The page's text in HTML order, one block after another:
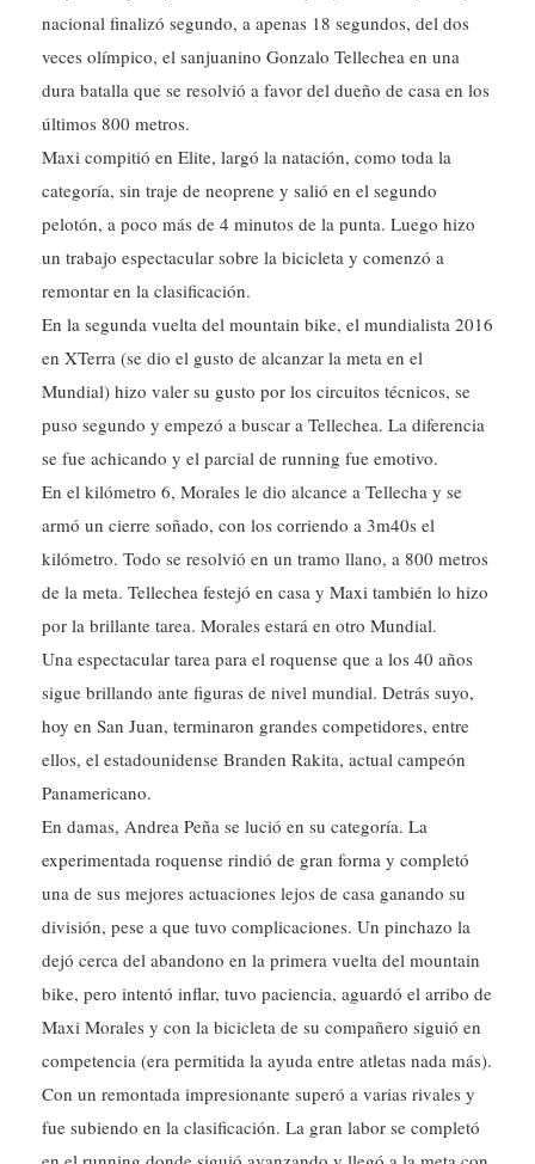
nacional finalizó segundo, a apenas 18 segundos, del dos
veces olímpico, el sanjuanino Gonzalo Tellechea en una
dura batalla que se resolvió a favor del dueño de casa en los
últimos 800 metros.
Maxi compitió en Elite, largó la natación, como toda la
categoría, sin traje de neoprene y salió en el segundo
pelotón, a poco más de 4 minutos de la punta. Luego hizo
un trabajo espectacular sobre la bicicleta y comenzó a
remontar en la clasificación.
En la segunda vuelta del mountain bike, el mundialista 2016
en XTerra (se dio el gusto de alcanzar la meta en el
Mundial) hizo valer su gusto por los circuitos técnicos, se
puso segundo y empezó a buscar a Tellechea. La diferencia
se fue achicando y el parcial de running fue emotivo.
En el kilómetro 6, Morales le dio alcance a Tellecha y se
armó un cierre soñado, con los corriendo a 3m40s el
kilómetro. Todo se resolvió en un tramo llano, a 800 metros
de la meta. Tellechea festejó en casa y Maxi también lo hizo
por la brillante tarea. Morales estará en otro Mundial.
Una espectacular tarea para el roquense que a los 40 años
sigue brillando ante figuras de nivel mundial. Detrás suyo,
hoy en San Juan, terminaron grandes competidores, entre
ellos, el estadounidense Branden Rakita, actual campeón
Panamericano.
En damas, Andrea Peña se lució en su categoría. La
experimentada roquense rindió de gran forma y completó
una de sus mejores actuaciones lejos de casa ganando su
división, pese a que tuvo complicaciones. Un pinchazo la
dejó cerca del abandono en la primera vuelta del mountain
bike, pero intentó inflar, tuvo paciencia, aguardó el arribo de
Maxi Morales y con la bicicleta de su compañero siguió en
competencia (era permitida la ayuda entre atletas nada más).
Con un remontada impresionante superó a varias rivales y
fue subiendo en la clasificación. La gran labor se completó